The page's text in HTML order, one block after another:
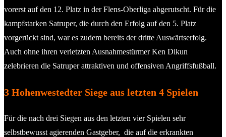
vorerst auf den 12. Platz in der Flens-Oberliga abgerutscht. Für die
kampfstarken Satruper, die durch den Erfolg auf den 5. Platz
vorgerückt sind, war es zudem bereits der dritte Auswärtserfolg.
Auch ohne ihren verletzten Ausnahmestürmer Ken Dikun
zelebrieren die Satruper attraktiven und offensiven Angriffsfußball.
3 Hohenwestedter Siege aus letzten 4 Spielen
Für die nach drei Siegen aus den letzten vier Spielen sehr
selbstbewusst agierenden Gastgeber, die auf die erkrankten